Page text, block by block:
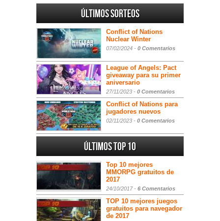
Últimos sorteos
Conflict of Nations
Nuclear Winter
07/02/2024 - 0 Comentarios
League of Angels: Pact
giveaway para su primer
aniversario
27/11/2023 - 0 Comentarios
Conflict of Nations para
jugadores nuevos
02/11/2023 - 0 Comentarios
Últimos Top 10
Top 10 mejores
MMORPG gratuitos de
2017
24/10/2017 - 6 Comentarios
TOP 10 mejores juegos
gratuitos para navegador
de 2017